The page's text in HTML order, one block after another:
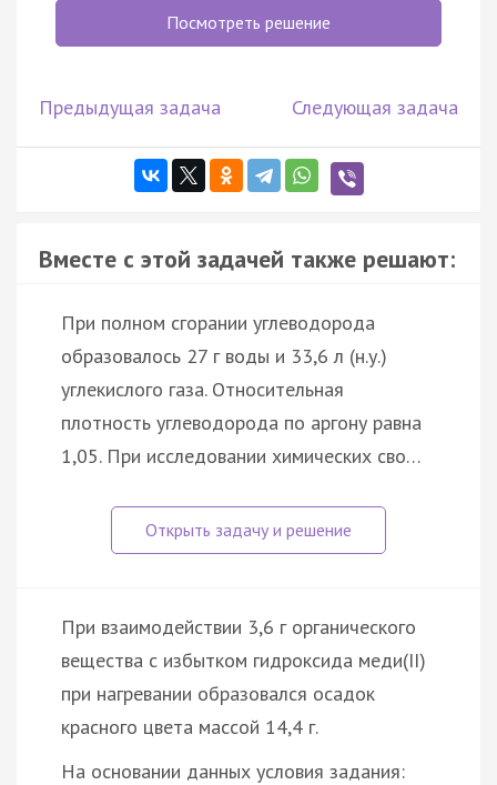
Посмотреть решение
Предыдущая задача Следующая задача
Вместе с этой задачей также решают:
При полном сгорании углеводорода
образовалось 27 г воды и 33,6 л (н.у.)
углекислого газа. Относительная
плотность углеводорода по аргону равна
1,05. При исследовании химических сво…
При взаимодействии 3,6 г органического
вещества с избытком гидроксида меди(II)
при нагревании образовался осадок
красного цвета массой 14,4 г.
На основании данных условия задания: